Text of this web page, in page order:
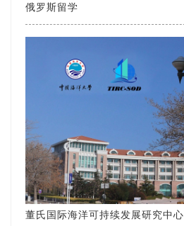
俄罗斯留学
董氏国际海洋可持续发展研究中心